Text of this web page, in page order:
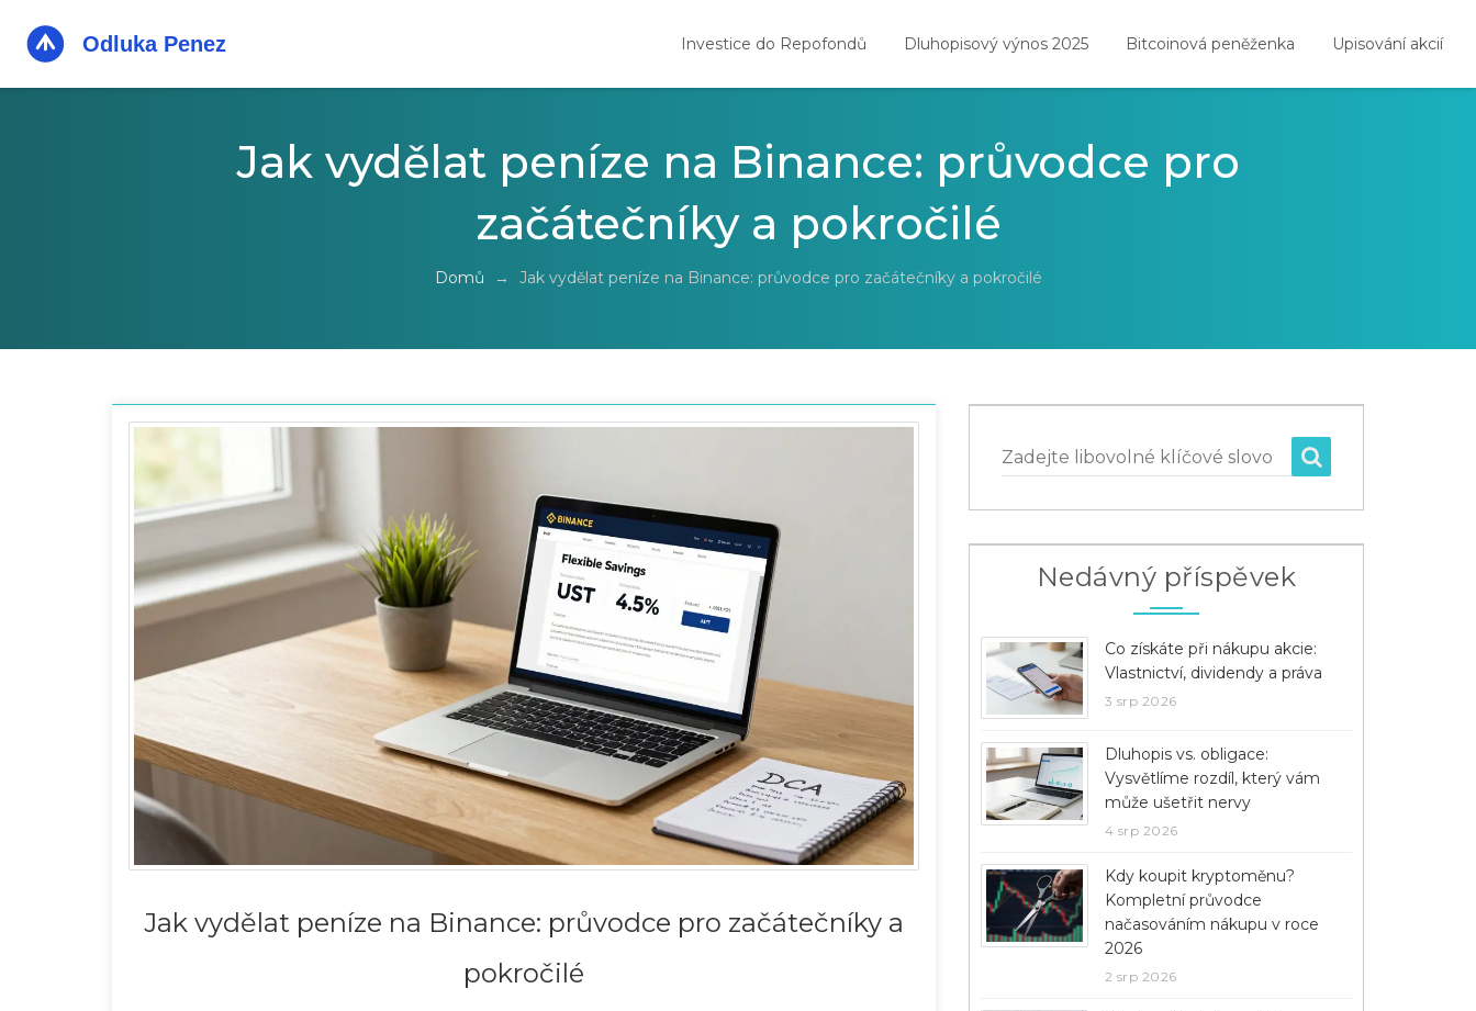
Investice do Repofondů Dluhopisový výnos 2025 Bitcoinová peněženka Upisování akcií
Jak vydělat peníze na Binance: průvodce pro
začátečníky a pokročilé
Domů → Jak vydělat peníze na Binance: průvodce pro začátečníky a pokročilé
Jak vydělat peníze na Binance: průvodce pro začátečníky a
pokročilé
Zadejte libovolné klíčové slovo
Nedávný příspěvek
Co získáte při nákupu akcie:
Vlastnictví, dividendy a práva
3 srp 2026
Dluhopis vs. obligace:
Vysvětlíme rozdíl, který vám
může ušetřit nervy
4 srp 2026
Kdy koupit kryptoměnu?
Kompletní průvodce
načasováním nákupu v roce
2026
2 srp 2026